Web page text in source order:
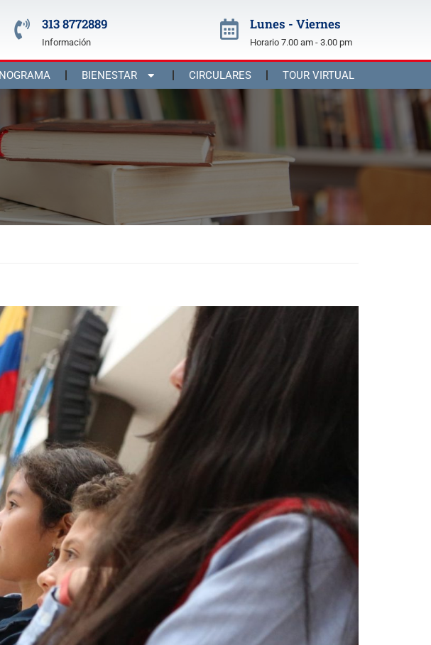
313 8772889
Información
Lunes - Viernes
Horario 7.00 am - 3.00 pm
BIENESTAR CIRCULARES TOUR VIRTUAL